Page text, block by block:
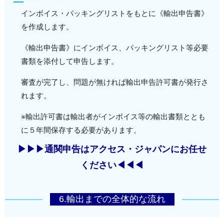
インボイス・パッキングリストをもとに《輸出申告書》
を作成します。
《輸出申告書》にインボイス、パッキングリスト等必要
書類を添付して申告します。
審査が完了し、問題が無ければ輸出申告許可書が発行さ
れます。
※輸出許可書は輸出者がインボイス等の輸出書類ととも
に５年間保存する必要があります。
▶▶▶通関申告はアクセス・ジャパンにお任せ
ください◀◀◀
6.輸出までの全体的な流れ